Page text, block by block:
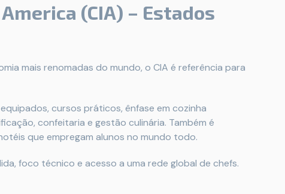
(CIA) – Estados
mais renomadas do mundo, o CIA é referência para
cursos práticos, ênfase em cozinha
confeitaria e gestão culinária. Também é
que empregam alunos no mundo todo.
foco técnico e acesso a uma rede global de chefs.